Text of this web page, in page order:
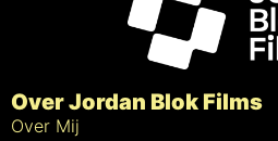
Over Jordan Blok Films
Over Mij